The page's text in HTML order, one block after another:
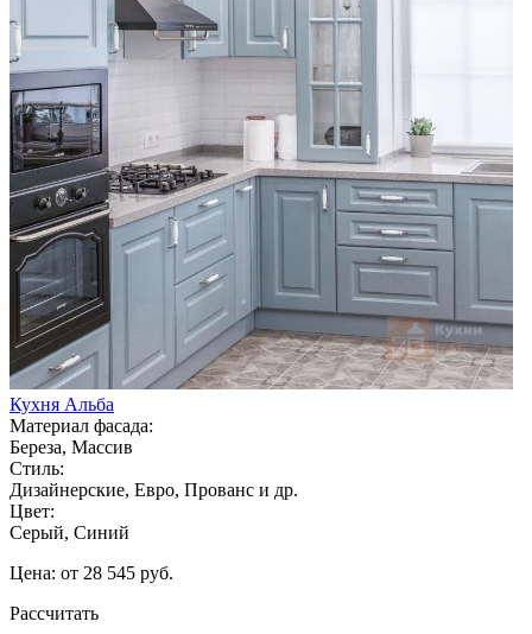
Кухня Альба
Материал фасада:
Береза, Массив
Стиль:
Дизайнерские, Евро, Прованс и др.
Цвет:
Серый, Синий
Цена: от 28 545 руб.
Рассчитать